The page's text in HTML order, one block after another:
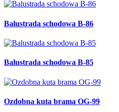
Balustrada schodowa B-86
Balustrada schodowa B-85
Ozdobna kuta brama OG-99